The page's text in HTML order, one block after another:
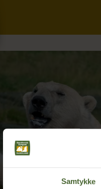
Samtykke